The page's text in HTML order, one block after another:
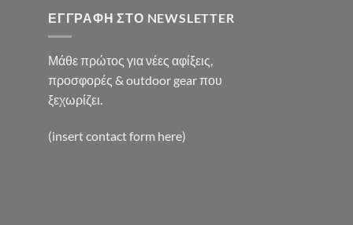
ΕΓΓΡΑΦΉ ΣΤΟ NEWSLETTER
Μάθε πρώτος για νέες αφίξεις,
προσφορές & outdoor gear που
ξεχωρίζει.
(insert contact form here)